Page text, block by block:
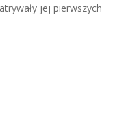
jej pierwszych